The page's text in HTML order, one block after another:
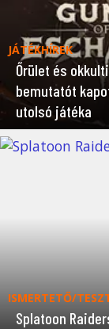
JÁTÉKHÍREK
Őrület és
bemutatót
utolsó játéka
ISMERTETŐ/
Splatoon